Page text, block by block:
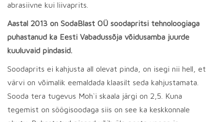
abrasiivne kui liivaprits.
Aastal 2013 on SodaBlast OÜ soodapritsi tehnoloogiaga
puhastanud ka Eesti Vabadussõja võidusamba juurde
kuuluvaid pindasid.
Soodaprits ei kahjusta all olevat pinda, on isegi nii hell, et
värvi on võimalik eemaldada klaasilt seda kahjustamata.
Sooda tera tugevus Moh`i skaala järgi on 2,5. Kuna
tegemist on söögisoodaga siis on see ka keskkonnale